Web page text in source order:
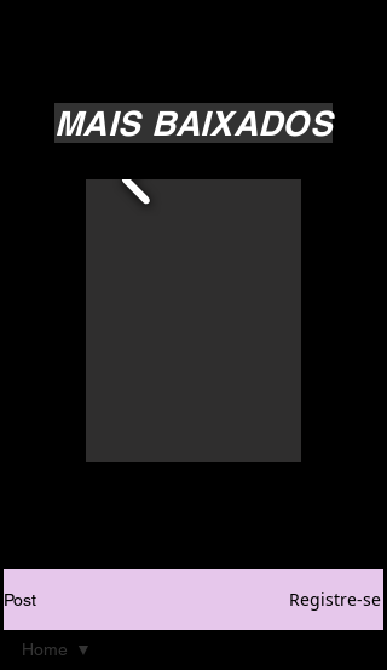
MAIS BAIXADOS
Post Registre-se
Home